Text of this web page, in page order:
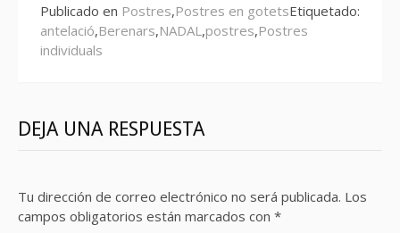
Publicado en Postres,Postres en gotetsEtiquetado:
antelació,Berenars,NADAL ,postres,Postres
individuals
DEJA UNA RESPUESTA
Tu dirección de correo electrónico no será publicada. Los
campos obligatorios están marcados con *